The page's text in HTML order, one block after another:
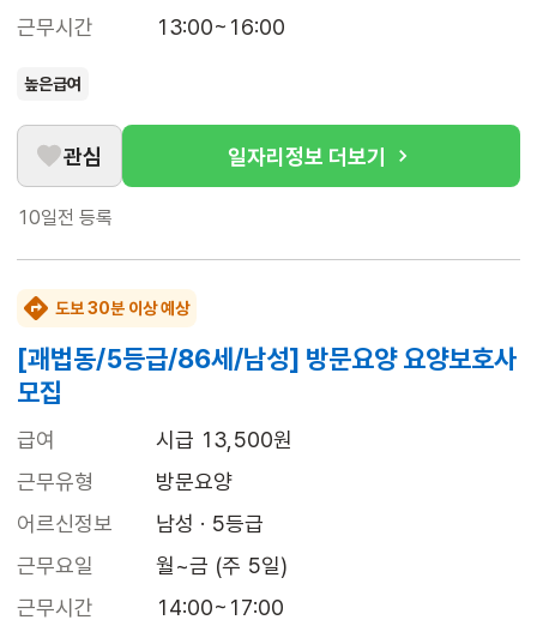
근무시간
13:00~16:00
높은급여
관심 일자리정보 더보기
10일전 등록
도보 30분 이상 예상
[괘법동/5등급/86세/남성] 방문요양 요양보호사
모집
급여
시급 13,500원
근무유형
방문요양
어르신정보
남성 · 5등급
근무요일
월~금 (주 5일)
근무시간
14:00~17:00